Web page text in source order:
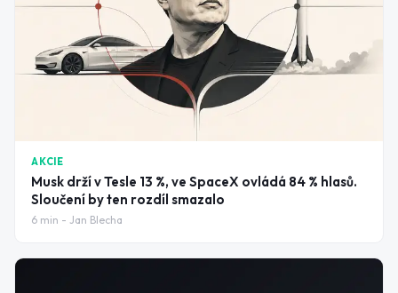
AKCIE
Musk drží v Tesle 13 %, ve SpaceX ovládá 84 % hlasů.
Sloučení by ten rozdíl smazalo
6 min - Jan Blecha